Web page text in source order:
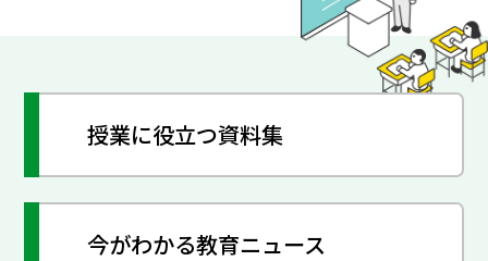
授業に役立つ資料集
今がわかる教育ニュース